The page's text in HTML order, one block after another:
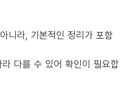
니라, 기본적인 정리가 포함
다를 수 있어 확인이 필요합